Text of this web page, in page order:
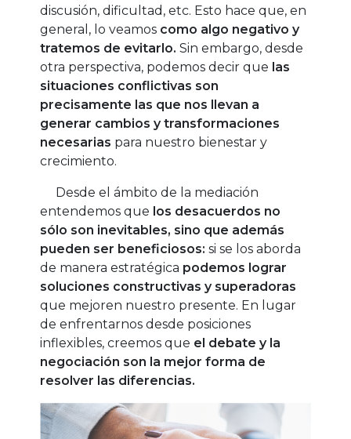
discusión, dificultad, etc. Esto hace que, en
general, lo veamos como algo negativo y
tratemos de evitarlo. Sin embargo, desde
otra perspectiva, podemos decir que las
situaciones conflictivas son
precisamente las que nos llevan a
generar cambios y transformaciones
necesarias para nuestro bienestar y
crecimiento.
Desde el ámbito de la mediación
entendemos que los desacuerdos no
sólo son inevitables, sino que además
pueden ser beneficiosos:si se los aborda
de manera estratégica podemos lograr
soluciones constructivas y superadoras
que mejoren nuestro presente. En lugar
de enfrentarnos desde posiciones
inflexibles, creemos que el debate y la
negociación son la mejor forma de
resolver las diferencias.